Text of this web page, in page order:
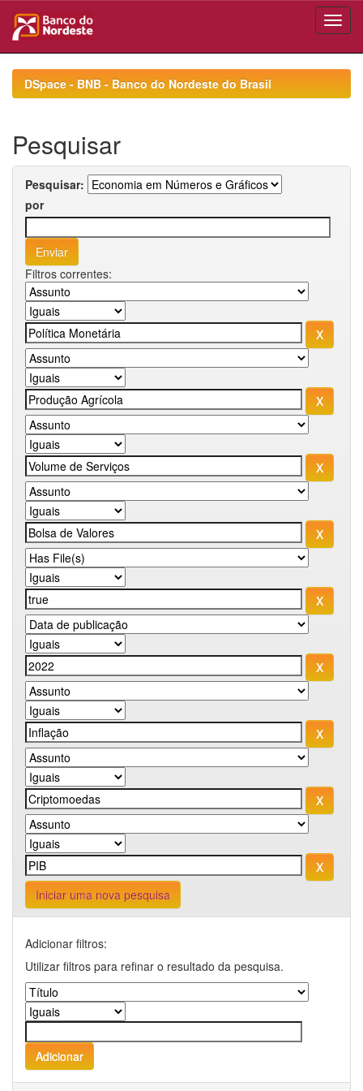
navigationDSpace - BNB - Banco do Nordeste do Brasil
Pesquisar
Pesquisar:
por
Filtros correntes:
Iniciar uma nova pesquisa
Adicionar filtros:
Utilizar filtros para refinar o resultado da pesquisa.